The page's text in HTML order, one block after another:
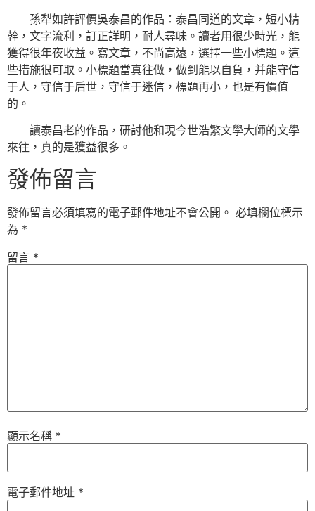
孫犁如許評價吳泰昌的作品：泰昌同道的文章，短小精
幹，文字流利，訂正詳明，耐人尋味。讀者用很少時光，能
獲得很年夜收益。寫文章，不尚高遠，選擇一些小標題。這
些措施很可取。小標題當真往做，做到能以自負，并能守信
于人，守信于后世，守信于迷信，標題再小，也是有價值
的。
讀泰昌老的作品，研討他和現今世浩繁文學大師的文學
來往，真的是獲益很多。
發佈留言
發佈留言必須填寫的電子郵件地址不會公開。 必填欄位標示
為 *
留言 *
顯示名稱 *
電子郵件地址 *